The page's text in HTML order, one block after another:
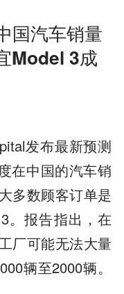
国汽车销量
Model 3成
发布最新预测
在中国的汽车销
多数顾客订单是
。报告指出，在
厂可能无法大量
辆至2000辆。